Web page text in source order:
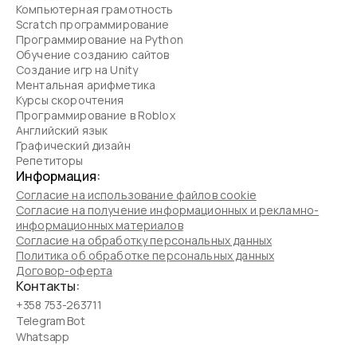
Компьютерная грамотность
Scratch программирование
Программирование на Python
Обучение созданию сайтов
Создание игр на Unity
Ментальная арифметика
Курсы скорочтения
Программирование в Roblox
Английский язык
Графический дизайн
Репетиторы
Информация:
Согласие на использование файлов cookie
Согласие на получение информационных и рекламно-
информационных материалов
Согласие на обработку персональных данных
Политика об обработке персональных данных
Договор-оферта
Контакты:
+358 753-263711
Telegram Bot
Whatsapp